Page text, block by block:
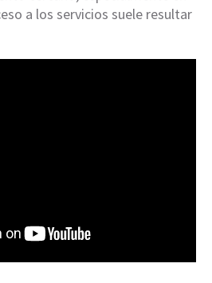
a los servicios suele resultar